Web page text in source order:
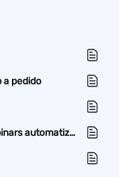
a pedido
Creación de una grabación para un webinars automatizado o a pedido